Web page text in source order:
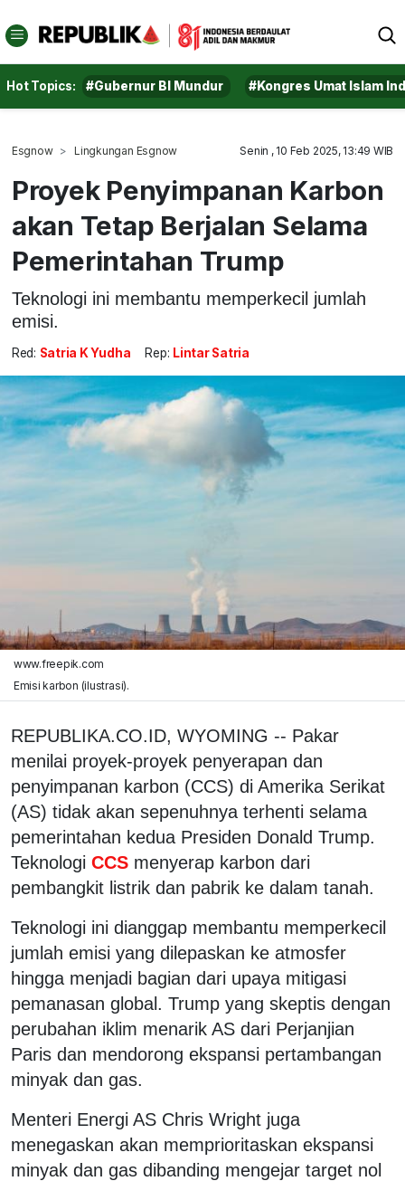
Hot Topics: #Gubernur BI Mundur #Kongres Umat Islam
Esgnow Lingkungan Esgnow Senin , 10 Feb 2025, 13:49 WIB
Proyek Penyimpanan Karbon
akan Tetap Berjalan Selama
Pemerintahan Trump
Teknologi ini membantu memperkecil jumlah
emisi.
Red: Satria K Yudha Rep: Lintar Satria
www.freepik.com
Emisi karbon (ilustrasi).
REPUBLIKA.CO.ID, WYOMING -- Pakar
menilai proyek-proyek penyerapan dan
penyimpanan karbon (CCS) di Amerika Serikat
(AS) tidak akan sepenuhnya terhenti selama
pemerintahan kedua Presiden Donald Trump.
Teknologi CCS menyerap karbon dari
pembangkit listrik dan pabrik ke dalam tanah.
Teknologi ini dianggap membantu memperkecil
jumlah emisi yang dilepaskan ke atmosfer
hingga menjadi bagian dari upaya mitigasi
pemanasan global. Trump yang skeptis dengan
perubahan iklim menarik AS dari Perjanjian
Paris dan mendorong ekspansi pertambangan
minyak dan gas.
Menteri Energi AS Chris Wright juga
menegaskan akan memprioritaskan ekspansi
minyak dan gas dibanding mengejar target nol